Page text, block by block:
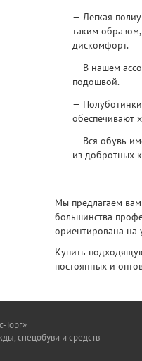
Легкая
таким
дискомфорт.
В нашем
подошвой.
обеспечивают
Вся обувь
из добротных
Мы предлагаем
большинства
ориентирована на
Купить
постоянных и
Торг»
спецобуви и средств